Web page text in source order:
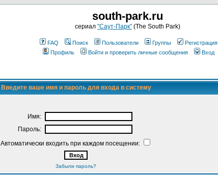
south-park.ru
сериал "Саут-Парк" (The South Park)
FAQ Поиск Пользователи Группы
Регистрация
Профиль
Войти и проверить личные сообщения Вход
Введите ваше имя и пароль для входа в систему
Имя:
Пароль:
Автоматически входить при каждом посещении:
Забыли пароль?